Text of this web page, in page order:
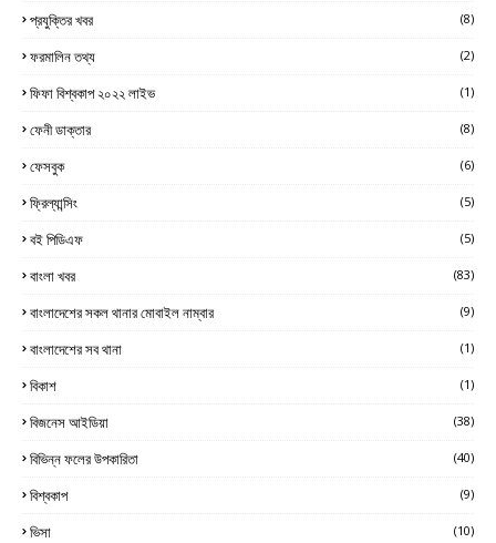
প্রযুক্তির খবর (8)
ফরমালিন তথ্য (2)
ফিফা বিশ্বকাপ ২০২২ লাইভ (1)
ফেনী ডাক্তার (8)
ফেসবুক (6)
ফ্রিল্যান্সিং (5)
বই পিডিএফ (5)
বাংলা খবর (83)
বাংলাদেশের সকল থানার মোবাইল নাম্বার (9)
বাংলাদেশের সব থানা (1)
বিকাশ (1)
বিজনেস আইডিয়া (38)
বিভিন্ন ফলের উপকারিতা (40)
বিশ্বকাপ (9)
ভিসা (10)